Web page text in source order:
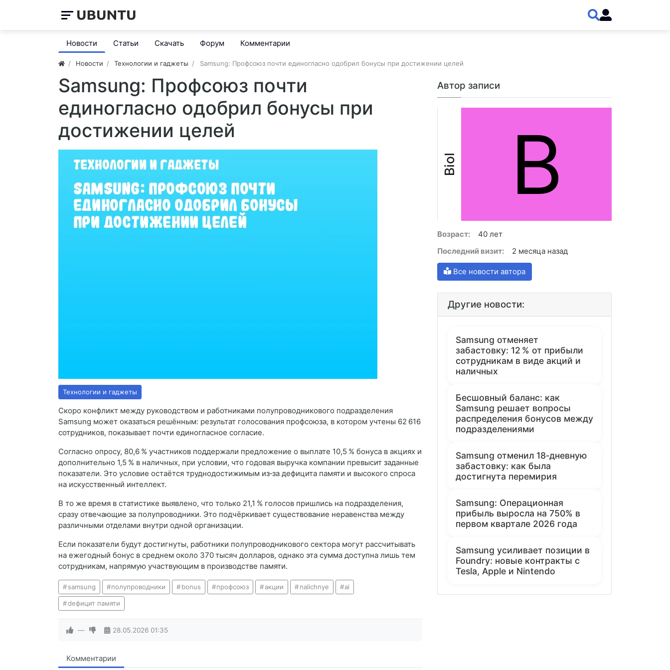
Новости Статьи Скачать Форум Комментарии
Новости Технологии и гаджеты Samsung: Профсоюз почти единогласно одобрил бонусы при достижении целей
Samsung: Профсоюз почти
единогласно одобрил бонусы при
достижении целей
Технологии и гаджеты
Скоро конфликт между руководством и работниками полупроводникового подразделения
Samsung может оказаться решённым: результат голосования профсоюза, в котором учтены 62 616
сотрудников, показывает почти единогласное согласие.
Согласно опросу, 80,6 % участников поддержали предложение о выплате 10,5 % бонуса в акциях и
дополнительно 1,5 % в наличных, при условии, что годовая выручка компании превысит заданные
показатели. Это условие остаётся труднодостижимым из‑за дефицита памяти и высокого спроса
на искусственный интеллект.
В то же время в статистике выявлено, что только 21,1 % голосов пришлись на подразделения,
сразу отвечающие за полупроводники. Это подчёркивает существование неравенства между
различными отделами внутри одной организации.
Если показатели будут достигнуты, работники полупроводникового сектора могут рассчитывать
на ежегодный бонус в среднем около 370 тысяч долларов, однако эта сумма доступна лишь тем
сотрудникам, напрямую участвующим в производстве памяти.
samsung полупроводники bonus профсоюз акции nalichnye ai
deфицит памяти
— 28.05.2026 01:35
Комментарии
Автор записи
Biol B
Возраст:
40 лет
Последний визит:
2 месяца назад
Все новости автора
Другие новости:
Samsung отменяет
забастовку: 12 % от прибыли
сотрудникам в виде акций и
наличных
Бесшовный баланс: как
Samsung решает вопросы
распределения бонусов между
подразделениями
Samsung отменил 18‑дневную
забастовку: как была
достигнута перемирия
Samsung: Операционная
прибыль выросла на 750% в
первом квартале 2026 года
Samsung усиливает позиции в
Foundry: новые контракты с
Tesla, Apple и Nintendo